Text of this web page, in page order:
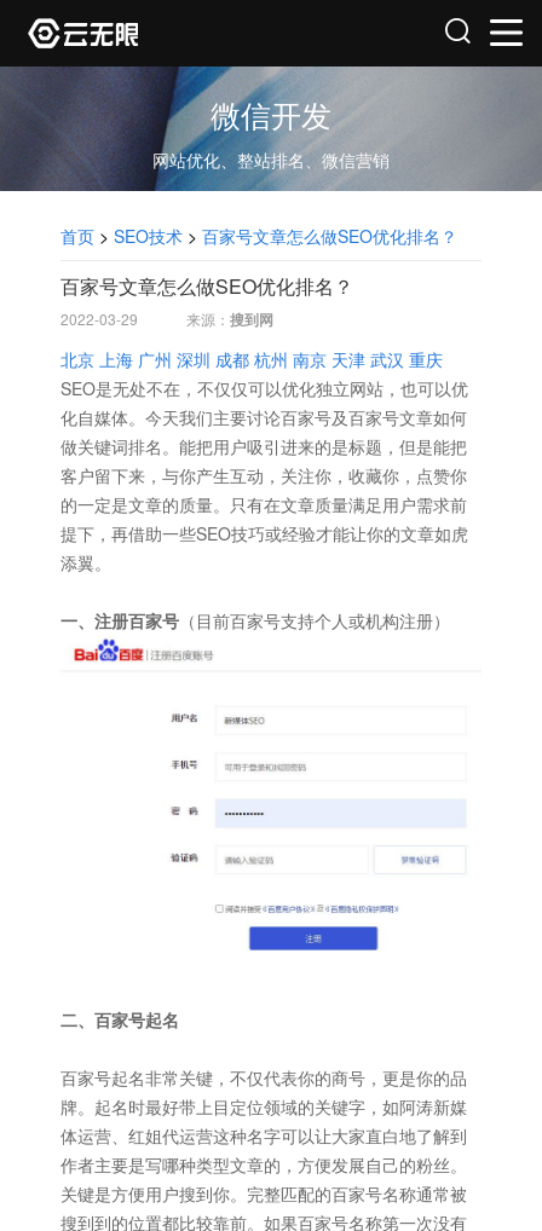
微信开发
网站优化、整站排名、微信营销
首页 > SEO技术 > 百家号文章怎么做SEO优化排名？
百家号文章怎么做SEO优化排名？
2022-03-29 来源： 搜到网
北京 上海 广州 深圳 成都 杭州 南京 天津 武汉 重庆
SEO是无处不在，不仅仅可以优化独立网站，也可以优
化自媒体。今天我们主要讨论百家号及百家号文章如何
做关键词排名。 能把用户吸引进来的是标题，但是能把
客户留下来，与你产生互动，关注你，收藏你，点赞你
的一定是文章的质量。只有在文章质量满足用户需求前
提下，再借助一些SEO技巧或经验才能让你的文章如虎
添翼。
一、注册百家号 （目前百家号支持个人或机构注册）
二、百家号起名
百家号起名非常关键，不仅代表你的商号，更是你的品
牌。起名时最好带上目定位领域的关键字，如阿涛新媒
体运营、红姐代运营这种名字可以让大家直白地了解到
作者主要是写哪种类型文章的，方便发展自己的粉丝。
关键是方便用户搜到你。完整匹配的百家号名称通常被
搜到到的位置都比较靠前。如果百家号名称第一次没有